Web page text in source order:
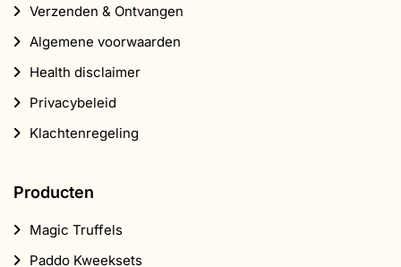
Verzenden & Ontvangen
Algemene voorwaarden
Health disclaimer
Privacybeleid
Klachtenregeling
Producten
Magic Truffels
Paddo Kweeksets